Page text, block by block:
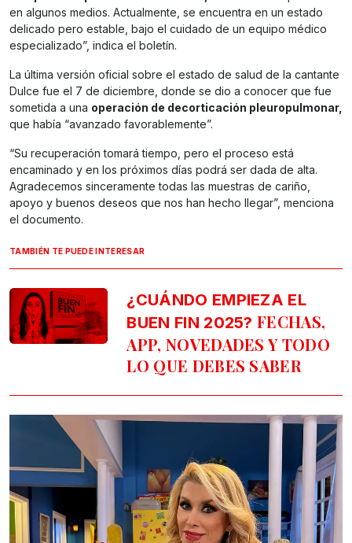
en algunos medios. Actualmente, se encuentra en un estado
delicado pero estable, bajo el cuidado de un equipo médico
especializado”, indica el boletín.
La última versión oficial sobre el estado de salud de la cantante
Dulce fue el 7 de diciembre, donde se dio a conocer que fue
sometida a una operación de decorticación pleuropulmonar,
que había “avanzado favorablemente”.
“Su recuperación tomará tiempo, pero el proceso está
encaminado y en los próximos días podrá ser dada de alta.
Agradecemos sinceramente todas las muestras de cariño,
apoyo y buenos deseos que nos han hecho llegar”, menciona
el documento.
TAMBIÉN TE PUEDE INTERESAR
¿CUÁNDO EMPIEZA EL
BUEN FIN 2025? FECHAS,
APP, NOVEDADES Y TODO
LO QUE DEBES SABER